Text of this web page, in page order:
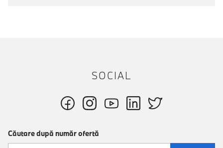
SOCIAL
Căutare după număr ofertă